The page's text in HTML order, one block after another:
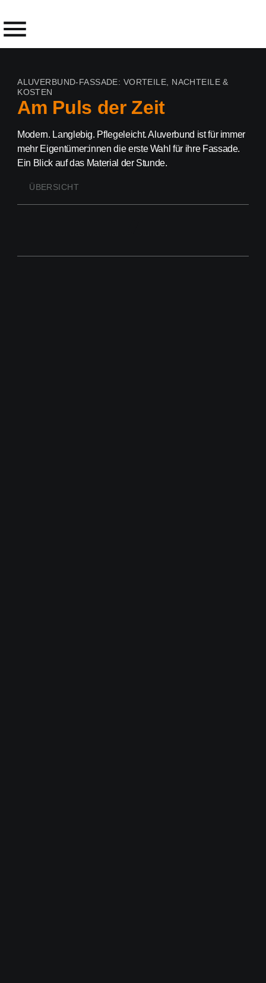
ALUVERBUND-FASSADE: VORTEILE, NACHTEILE &
KOSTEN
Am Puls der Zeit
Modern. Langlebig. Pflegeleicht. Aluverbund ist für immer
mehr Eigentümer:innen die erste Wahl für ihre Fassade.
Ein Blick auf das Material der Stunde.
ÜBERSICHT